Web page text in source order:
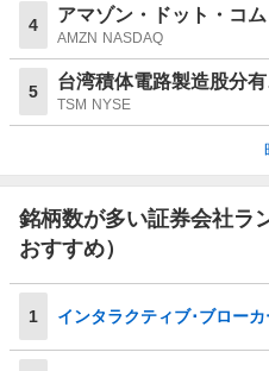
4 アマゾン・ドット・コム
AMZN NASDAQ
5
TSM NYSE
銘柄数が多い証券会社ラ
おすすめ）
1 インタラクティブ･ブロー